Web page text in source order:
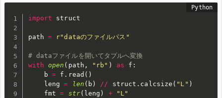
import struct
path = r"dataのファイルパス"
# dataファイルを開いてタプルへ変換
with
open ( path , "rb" ) as f :
    b
= f . read ( )
    leng
= len ( b ) // struct . calcsize ( "L" )
    fmt
= str( leng ) +
"L"